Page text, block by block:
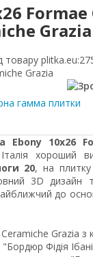
Formae
Grazia
товару plitka.eu:
гамма плитки
Ebony 10x26
хороший
20, на
3D дизайн
до
Grazia з
Фідія